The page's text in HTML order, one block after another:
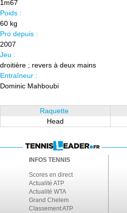
1m67
Poids :
60 kg
Pro depuis :
2007
Jeu :
droitière ; revers à deux mains
Entraîneur :
Dominic Mahboubi
Raquette
Head
INFOS TENNIS
Scores en direct
Actualité ATP
Actualité WTA
Grand Chelem
Classement ATP